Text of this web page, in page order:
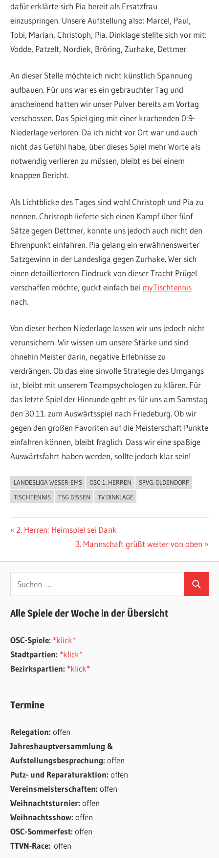
dafür erklärte sich Pia bereit als Ersatzfrau
einzuspringen. Unsere Aufstellung also: Marcel, Paul,
Tobi, Marian, Christoph, Pia. Dinklage stellte sich vor mit:
Vodde, Patzelt, Nordiek, Bröring, Zurhake, Dettmer.
An dieser Stelle möchte ich nicht künstlich Spannung
aufbauen. Für uns war es ein gebrauchter Tag und
anscheinend hatten wir unser Pulver bereits am Vortag
verschossen. Das Spiel ging mit einer krachenden 0:9-
Niederlage verloren. Da ich nicht vor Ort war und auch
nicht das Gefühl habe, über dieses Spiel mehr Worte als
notwendig verlieren zu müssen, bleibt es bei einem
knappen Bericht.
Als Lichtblicke des Tages sind wohl Christoph und Pia zu
nennen. Christoph lieferte sich einen Kampf über fünf
Sätze gegen Dettmer, konnte uns jedoch auch nicht den
Ehrenpunkt einfahren. Pia gelang ein erwähnenswerter
Satzgewinn in der Landesliga gegen Zurhake. Wer sich
einen detaillierteren Eindruck von dieser Tracht Prügel
verschaffen möchte, guckt einfach bei myTischtennis
nach.
Von dieser herben Niederlage lassen wir uns jedoch nicht
verunsichern. Wir wissen um unsere Stärke und sind
ohnehin Meister darin, negative Erlebnisse zu
verdrängen. Ob das eine sinvolle Strategie des Umgangs
ist, bleibt mit unserem Teampsychologen zu klären. Für
das letzte Spiel der Hinrunde geht es für uns am Samstag
den 30.11. zum Auswärtsspiel nach Friedeburg. Ob wir
gegen den großen Favoriten auf die Meisterschaft Punkte
einfahren können, bleibt fraglich. Dass wir eine spaßige
Auswärtsfahrt haben werden, sollte jedoch klar sein!
ALLGEMEIN
LANDESLIGA WESER-EMS OSC 1. HERREN
SPVG. OLDENDORF
TISCHTENNIS
TSG DISSEN TV DINKLAGE
Beitragsnavigation
Vorheriger
2. Herren: Heimspiel sei Dank
Nächster
3. Mannschaft grüßt weiter von oben
Suchen
nach:
Suchen
Alle Spiele der Woche in der Übersicht
OSC-Spiele: *klick*
Stadtpartien: *klick*
Bezirkspartien: *klick*
Termine
Relegation:offen
Jahreshauptversammlung &
Aufstellungsbesprechung:offen
Putz- und Reparaturaktion:offen
Vereinsmeisterschaften:offen
Weihnachtsturnier:offen
Weihnachtsshow:offen
OSC-Sommerfest:offen
TTVN-Race:offen